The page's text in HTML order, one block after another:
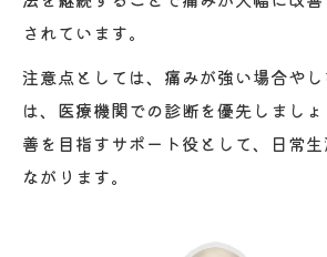
整体と整骨それぞれの施
されています。
注意点としては、痛みが強い場合や
は、医療機関での診断を優先しまし
善を目指すサポート役として、日常
ながります。